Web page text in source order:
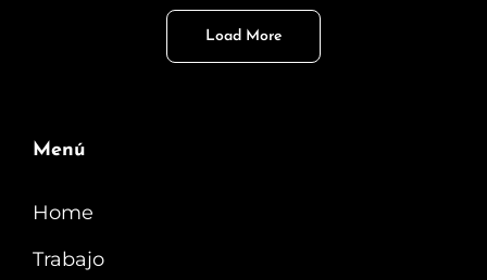
Load More
Menú
Home
Trabajo